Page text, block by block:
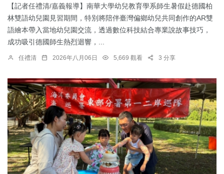
【記者任禮清/嘉義報導】南華大學幼兒教育學系師生暑假赴德國柏
林雙語幼兒園見習期間，特別將陪伴臺灣偏鄉幼兒共同創作的AR雙
語繪本帶入當地幼兒園交流，透過數位科技結合專業說故事技巧，
成功吸引德國師生熱烈迴響，...
任禮清 2026年八月06日 5,669 觀看 3 分享